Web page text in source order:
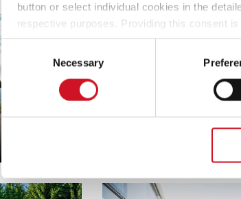
button or select individual cookies in the
respective purposes. Providing this consent
settings at any time as well as deselect or
the website). You can find further information
Consent
Selection
Necessary
Campingformen